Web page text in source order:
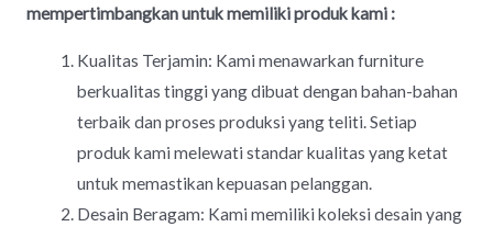
mempertimbangkan untuk memiliki produk kami :
Kualitas Terjamin: Kami menawarkan furniture
berkualitas tinggi yang dibuat dengan bahan-bahan
terbaik dan proses produksi yang teliti. Setiap
produk kami melewati standar kualitas yang ketat
untuk memastikan kepuasan pelanggan.
Desain Beragam: Kami memiliki koleksi desain yang